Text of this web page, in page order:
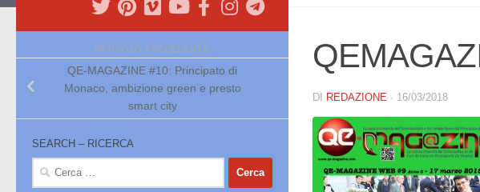
DI REDAZIONE · 16/03/2018
ARTICOLO PRECEDENTE
QE-MAGAZINE #10: Principato di
Monaco, ambizione green e presto
smart city
SEARCH – RICERCA
Ricerca